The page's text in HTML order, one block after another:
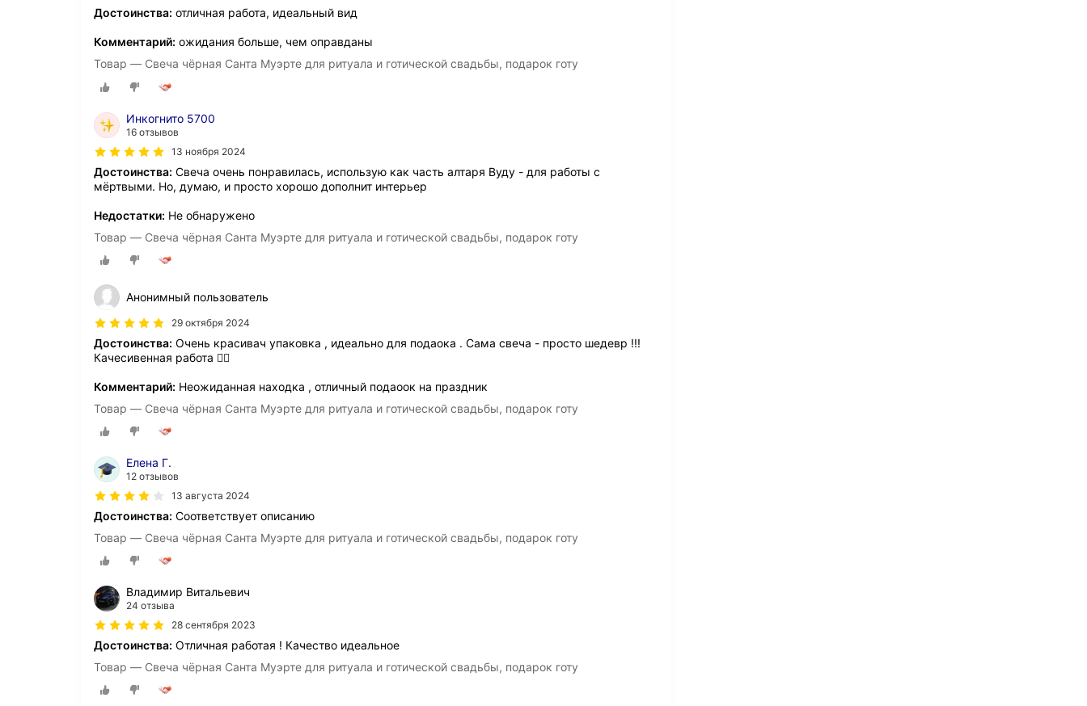
Достоинства: отличная работа, идеальный вид
Комментарий: ожидания больше, чем оправданы
Товар — Свеча чёрная Санта Муэрте для ритуала и готической свадьбы, подарок готу
Инкогнито 5700
16 отзывов
13 ноября 2024
Достоинства: Свеча очень понравилась, использую как часть алтаря Вуду - для работы с
мёртвыми. Но, думаю, и просто хорошо дополнит интерьер
Недостатки: Не обнаружено
Товар — Свеча чёрная Санта Муэрте для ритуала и готической свадьбы, подарок готу
Анонимный пользователь
29 октября 2024
Достоинства: Очень красивач упаковка , идеально для подаока . Сама свеча - просто шедевр !!!
Качесивенная работа 👍🏼
Комментарий: Неожиданная находка , отличный подаоок на праздник
Товар — Свеча чёрная Санта Муэрте для ритуала и готической свадьбы, подарок готу
Елена Г.
12 отзывов
13 августа 2024
Достоинства: Соответствует описанию
Товар — Свеча чёрная Санта Муэрте для ритуала и готической свадьбы, подарок готу
Владимир Витальевич
24 отзыва
28 сентября 2023
Достоинства: Отличная работая ! Качество идеальное
Товар — Свеча чёрная Санта Муэрте для ритуала и готической свадьбы, подарок готу